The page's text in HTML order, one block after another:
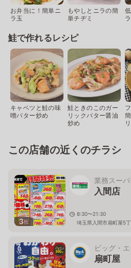
お弁当に！簡単ニ
ラ玉
もやしとニラの簡
単チヂミ
鮭で作れるレシピ
キャベツと鮭の味
噌バター炒め
鮭ときのこのガー
リックバター醤油
炒め
この店舗の近くのチラシ
3枚
業務スーパ
入間店
8:30〜21:30
埼玉県入間市扇町屋5
ビッグ・
扇町屋